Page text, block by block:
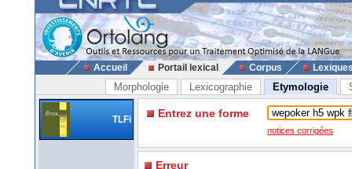
Accueil Portail lexical Corpus
Morphologie Lexicographie Etymologie
TLFi Entrez une forme
notices corrigées
Erreur